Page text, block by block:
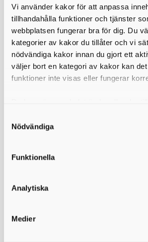
Vi använder kakor för att anpassa
tillhandahålla funktioner och tjänster
webbplatsen fungerar bra för dig. Du
kategorier av kakor du tillåter och vi
nödvändiga kakor innan du gjort ett
väljer bort en kategori av kakor kan
funktioner inte visas eller fungerar
användning av kakor som du hittar
Nödvändiga
Funktionella
Analytiska
Medier
Möte tillsammans med Kommundirektörer från
Direktionsmöte kl 08:30, se separat inbjudan.
Tiderna kan komma att ändras.
Skriv ut
Besöksadress: Stationsgatan 3, 541 30 Skövde
PEPPOL ID: 0007:2220002188